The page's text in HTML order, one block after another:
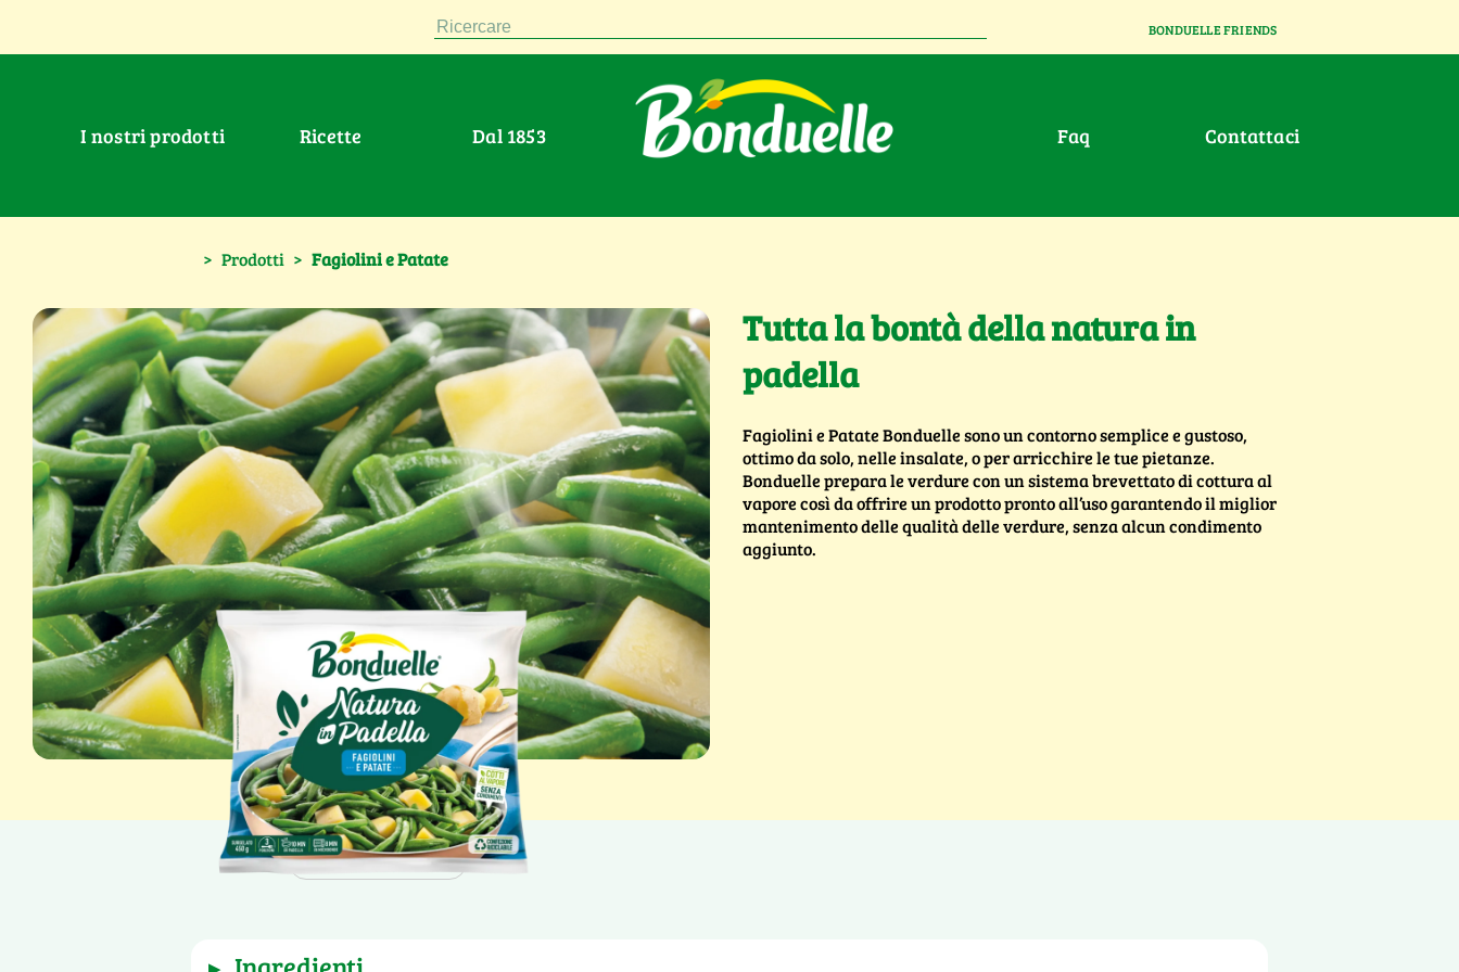
Ricercare BONDUELLE FRIENDS
I nostri prodotti Ricette Dal 1853 faq contattaci
> Prodotti > Fagiolini e Patate
Tutta la bontà della natura in
padella
Fagiolini e Patate Bonduelle sono un contorno semplice e gustoso,
ottimo da solo, nelle insalate, o per arricchire le tue pietanze.
Bonduelle prepara le verdure con un sistema brevettato di cottura al
vapore così da offrire un prodotto pronto all’uso garantendo il miglior
mantenimento delle qualità delle verdure, senza alcun condimento
aggiunto.
Peso netto: 450 g
▶